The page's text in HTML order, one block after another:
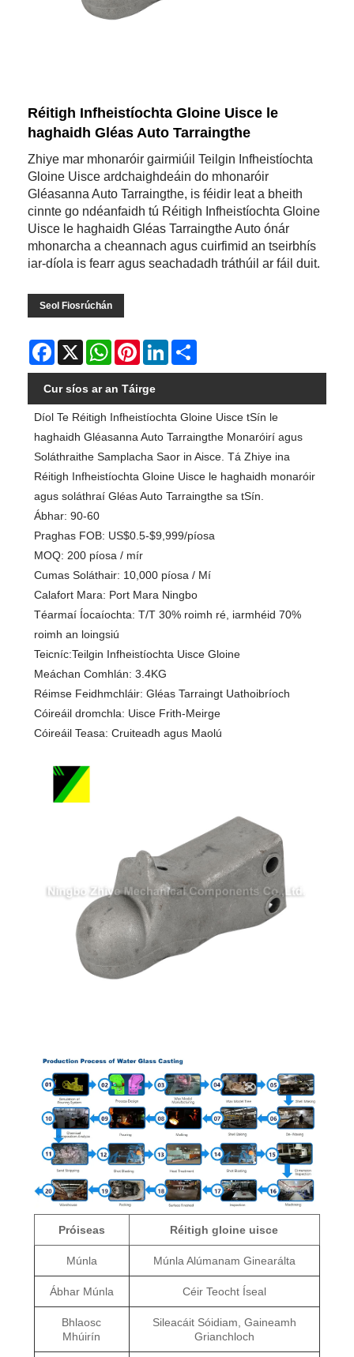
Réitigh Infheistíochta Gloine Uisce le
haghaidh Gléas Auto Tarraingthe
Zhiye mar mhonaróir gairmiúil Teilgin Infheistíochta
Gloine Uisce ardchaighdeáin do mhonaróir
Gléasanna Auto Tarraingthe, is féidir leat a bheith
cinnte go ndéanfaidh tú Réitigh Infheistíochta Gloine
Uisce le haghaidh Gléas Tarraingthe Auto ónár
mhonarcha a cheannach agus cuirfimid an tseirbhís
iar-díola is fearr agus seachadadh tráthúil ar fáil duit.
Seol Fiosrúchán
Facebook
X WhatsAppPinterestLinkedIn
Cur síos ar an Táirge
Díol Te Réitigh Infheistíochta Gloine Uisce tSín le
haghaidh Gléasanna Auto Tarraingthe Monaróirí agus
Soláthraithe Samplacha Saor in Aisce. Tá Zhiye ina
Réitigh Infheistíochta Gloine Uisce le haghaidh monaróir
agus soláthraí Gléas Auto Tarraingthe sa tSín.
Ábhar: 90-60
Praghas FOB: US$0.5-$9,999/píosa
MOQ: 200 píosa / mír
Cumas Soláthair: 10,000 píosa / Mí
Calafort Mara: Port Mara Ningbo
Téarmaí Íocaíochta: T/T 30% roimh ré, iarmhéid 70%
roimh an loingsiú
Teicníc:Teilgin Infheistíochta Uisce Gloine
Meáchan Comhlán: 3.4KG
Réimse Feidhmchláir: Gléas Tarraingt Uathoibríoch
Cóireáil dromchla: Uisce Frith-Meirge
Cóireáil Teasa: Cruiteadh agus Maolú
Próiseas Réitigh gloine uisce
Múnla Múnla Alúmanam Ginearálta
Ábhar Múnla Céir Teocht Íseal
Bhlaosc
Mhúirín
Sileacáit Sóidiam, Gaineamh
Grianchloch